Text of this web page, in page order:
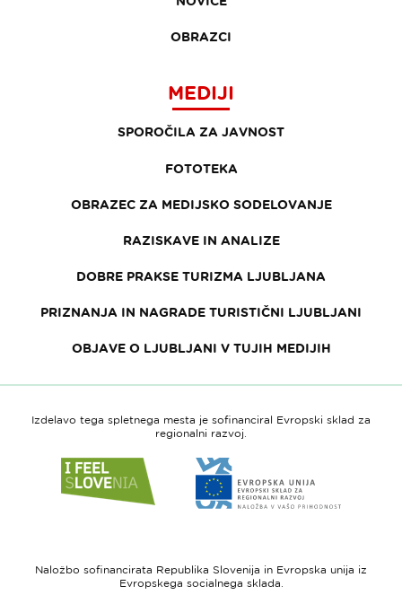
OBRAZCI
MEDIJI
SPOROČILA ZA JAVNOST
FOTOTEKA
OBRAZEC ZA MEDIJSKO SODELOVANJE
RAZISKAVE IN ANALIZE
DOBRE PRAKSE TURIZMA LJUBLJANA
PRIZNANJA IN NAGRADE TURISTIČNI LJUBLJANI
OBJAVE O LJUBLJANI V TUJIH MEDIJIH
Izdelavo tega spletnega mesta je sofinanciral Evropski sklad za
regionalni razvoj.
do
spletne
Slovenia
do
spletne
-
Naložbo sofinancirata Republika Slovenija in Evropska unija iz
Evropskega socialnega sklada.